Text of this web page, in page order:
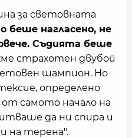
за световната
беше нагласено, не
Съдията беше
страхотен двубой
шампион. Но
определено
самото начало на
да ни спира и
на терена".